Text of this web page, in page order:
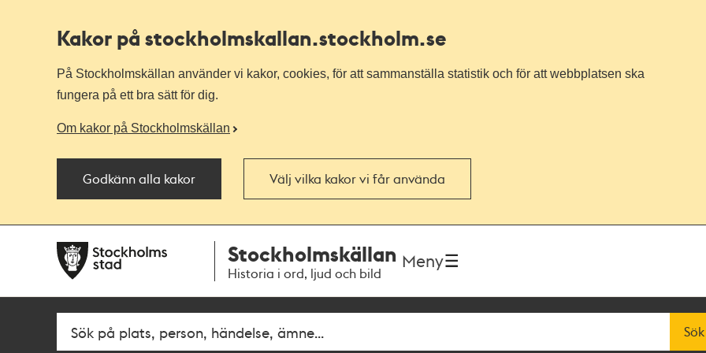
Kakor på stockholmskallan.stockholm.se
På Stockholmskällan använder vi kakor, cookies, för att sammanställa statistik och för att webbplatsen ska
fungera på ett bra sätt för dig.
Om kakor på Stockholmskällan
Godkänn alla kakor Välj vilka kakor vi får använda
navigationen
huvudinnehållet
Stockholmskällan
Historia i ord, ljud och bild
Meny
Fritextsök Sök